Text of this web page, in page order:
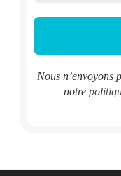
Nous n’envoyons
notre